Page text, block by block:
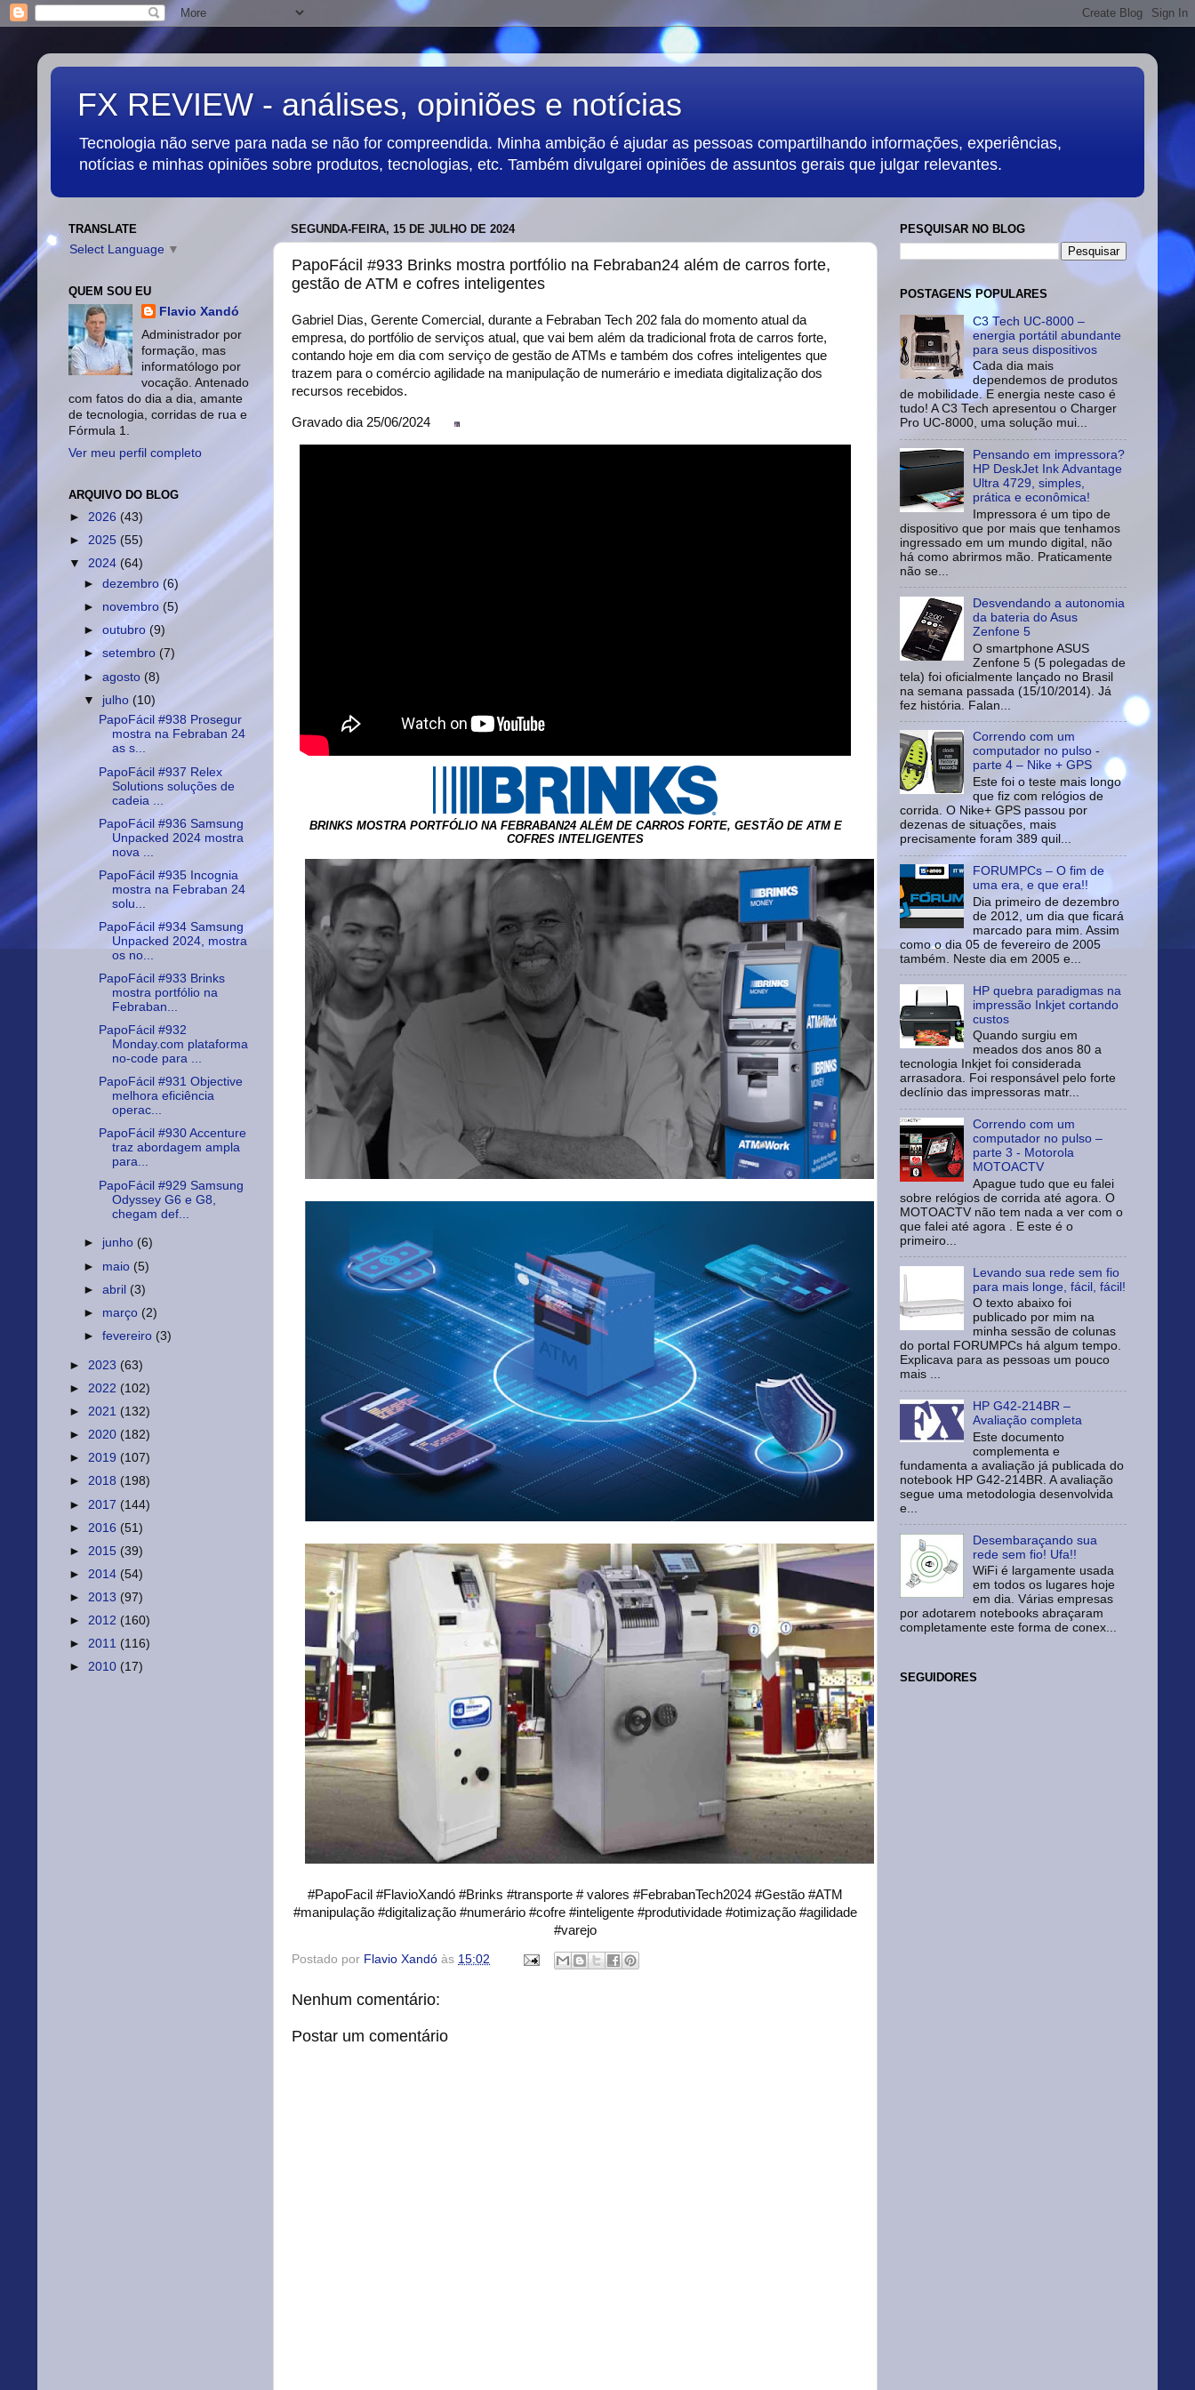
FX REVIEW - análises, opiniões e notícias
Tecnologia não serve para nada se não for compreendida. Minha ambição é ajudar as pessoas compartilhando informações, experiências,
notícias e minhas opiniões sobre produtos, tecnologias, etc. Também divulgarei opiniões de assuntos gerais que julgar relevantes.
SEGUNDA-FEIRA, 15 DE JULHO DE 2024
PapoFácil #933 Brinks mostra portfólio na Febraban24 além de carros forte,
gestão de ATM e cofres inteligentes
Gabriel Dias, Gerente Comercial, durante a Febraban Tech 202 fala do momento atual da
empresa, do portfólio de serviços atual, que vai bem além da tradicional frota de carros forte,
contando hoje em dia com serviço de gestão de ATMs e também dos cofres inteligentes que
trazem para o comércio agilidade na manipulação de numerário e imediata digitalização dos
recursos recebidos.
Gravado dia 25/06/2024
BRINKS MOSTRA PORTFÓLIO NA FEBRABAN24 ALÉM DE CARROS FORTE, GESTÃO DE ATM E
COFRES INTELIGENTES
#PapoFacil #FlavioXandó #Brinks #transporte # valores #FebrabanTech2024 #Gestão #ATM
#manipulação #digitalização #numerário #cofre #inteligente #produtividade #otimização #agilidade
#varejo
Postado por Flavio Xandó às 15:02
Nenhum comentário:
Postar um comentário
TRANSLATE
Select Language ▼
QUEM SOU EU
Flavio Xandó
Administrador por
formação, mas
informatólogo por
vocação. Antenado
com fatos do dia a dia, amante
de tecnologia, corridas de rua e
Fórmula 1.
Ver meu perfil completo
ARQUIVO DO BLOG
► 2026 (43)
► 2025 (55)
▼ 2024 (64)
►dezembro(6)
► novembro(5)
►outubro(9)
►setembro (7)
►agosto (8)
▼ julho (10)
PapoFácil #938 Prosegur
mostra na Febraban 24
as s...
PapoFácil #937 Relex
Solutions soluções de
cadeia ...
PapoFácil #936 Samsung
Unpacked 2024 mostra
nova ...
PapoFácil #935 Incognia
mostra na Febraban 24
solu...
PapoFácil #934 Samsung
Unpacked 2024, mostra
os no...
PapoFácil #933 Brinks
mostra portfólio na
Febraban...
PapoFácil #932
Monday.com plataforma
no-code para ...
PapoFácil #931 Objective
melhora eficiência
operac...
PapoFácil #930 Accenture
traz abordagem ampla
para...
PapoFácil #929 Samsung
Odyssey G6 e G8,
chegam def...
► junho (6)
► maio (5)
►abril (3)
► março (2)
►fevereiro (3)
► 2023 (63)
► 2022 (102)
► 2021 (132)
► 2020 (182)
► 2019 (107)
► 2018 (198)
► 2017 (144)
► 2016 (51)
► 2015 (39)
► 2014 (54)
► 2013 (97)
► 2012 (160)
► 2011 (116)
► 2010 (17)
PESQUISAR NO BLOG
POSTAGENS POPULARES
C3 Tech UC-8000 –
energia portátil abundante
para seus dispositivos
Cada dia mais
dependemos de produtos
de mobilidade. E energia neste caso é
tudo! A C3 Tech apresentou o Charger
Pro UC-8000, uma solução mui...
Pensando em impressora?
HP DeskJet Ink Advantage
Ultra 4729, simples,
prática e econômica!
Impressora é um tipo de
dispositivo que por mais que tenhamos
ingressado em um mundo digital, não
há como abrirmos mão. Praticamente
não se...
Desvendando a autonomia
da bateria do Asus
Zenfone 5
O smartphone ASUS
Zenfone 5 (5 polegadas de
tela) foi oficialmente lançado no Brasil
na semana passada (15/10/2014). Já
fez história. Falan...
Correndo com um
computador no pulso -
parte 4 – Nike + GPS
Este foi o teste mais longo
que fiz com relógios de
corrida. O Nike+ GPS passou por
dezenas de situações, mais
precisamente foram 389 quil...
FORUMPCs – O fim de
uma era, e que era!!
Dia primeiro de dezembro
de 2012, um dia que ficará
marcado para mim. Assim
como o dia 05 de fevereiro de 2005
também. Neste dia em 2005 e...
HP quebra paradigmas na
impressão Inkjet cortando
custos
Quando surgiu em
meados dos anos 80 a
tecnologia Inkjet foi considerada
arrasadora. Foi responsável pelo forte
declínio das impressoras matr...
Correndo com um
computador no pulso –
parte 3 - Motorola
MOTOACTV
Apague tudo que eu falei
sobre relógios de corrida até agora. O
MOTOACTV não tem nada a ver com o
que falei até agora . E este é o
primeiro...
Levando sua rede sem fio
para mais longe, fácil, fácil!
O texto abaixo foi
publicado por mim na
minha sessão de colunas
do portal FORUMPCs há algum tempo.
Explicava para as pessoas um pouco
mais ...
HP G42-214BR –
Avaliação completa
Este documento
complementa e
fundamenta a avaliação já publicada do
notebook HP G42-214BR. A avaliação
segue uma metodologia desenvolvida
e...
Desembaraçando sua
rede sem fio! Ufa!!
WiFi é largamente usada
em todos os lugares hoje
em dia. Várias empresas
por adotarem notebooks abraçaram
completamente este forma de conex...
SEGUIDORES